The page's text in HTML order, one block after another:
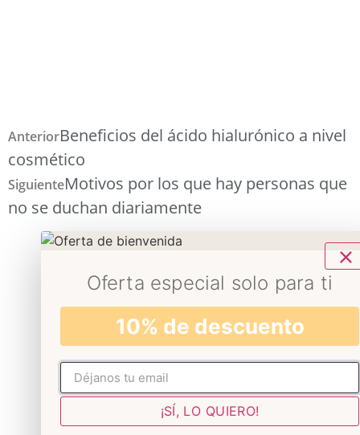
AnteriorBeneficios del ácido hialurónico a nivel
cosmético
SiguienteMotivos por los que hay personas que
no se duchan diariamente
Oferta especial solo para ti
10% de descuento
No rellenar
¡SÍ, LO QUIERO!